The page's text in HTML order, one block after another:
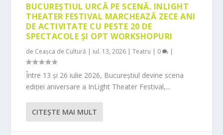
BUCUREȘTIUL URCĂ PE SCENĂ. INLIGHT
THEATER FESTIVAL MARCHEAZĂ ZECE ANI
DE ACTIVITATE CU PESTE 20 DE
SPECTACOLE ȘI OPT WORKSHOPURI
de Ceașca de Cultură | iul. 13, 2026 |Teatru | 0 |
Între 13 și 26 iulie 2026, Bucureștiul devine scena
ediției aniversare a InLight Theater Festival,...
CITEŞTE MAI MULT